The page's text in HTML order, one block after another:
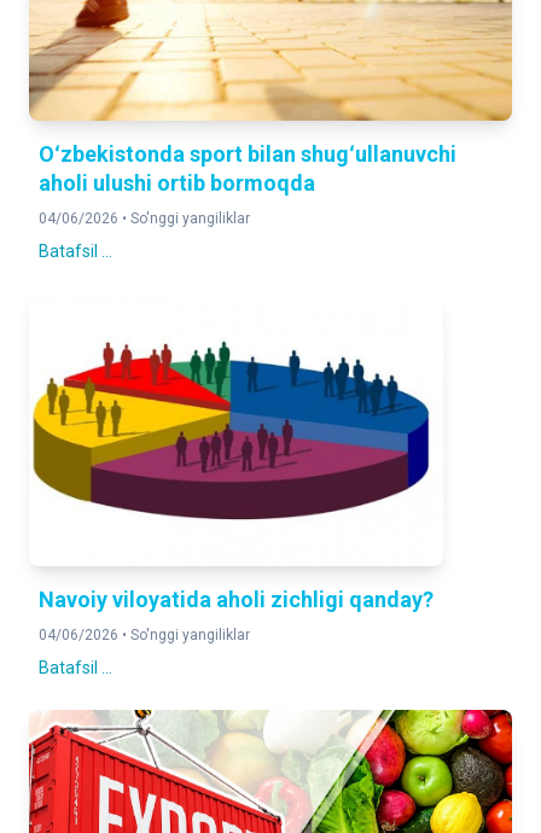
Oʻzbekistonda sport bilan shugʻullanuvchi
aholi ulushi ortib bormoqda
04/06/2026 • So'nggi yangiliklar
Batafsil ...
Navoiy viloyatida aholi zichligi qanday?
04/06/2026 • So'nggi yangiliklar
Batafsil ...